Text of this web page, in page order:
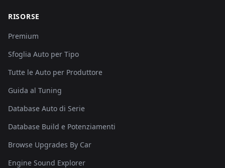
RISORSE
Premium
Sfoglia Auto per Tipo
Tutte le Auto per Produttore
Guida al Tuning
Database Auto di Serie
Database Build e Potenziamenti
Browse Upgrades By Car
Engine Sound Explorer